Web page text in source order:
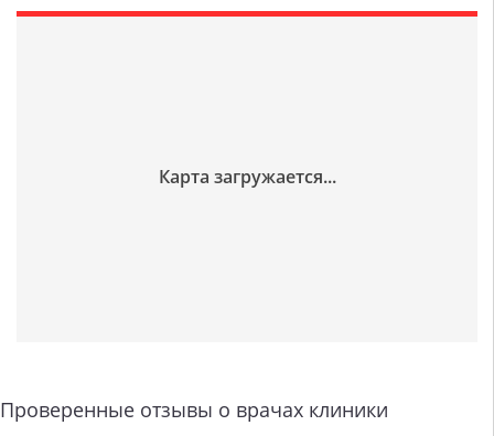
Проверенные отзывы о врачах клиники